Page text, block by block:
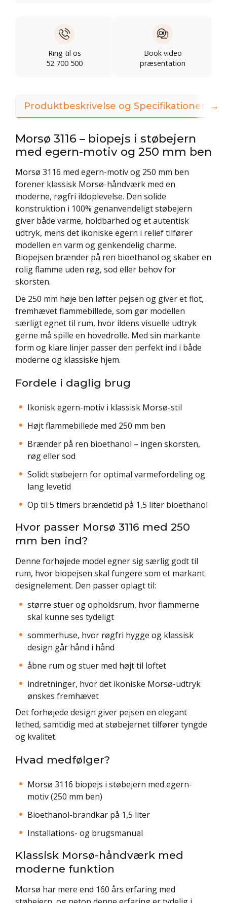
Ring til os
52 700 500
Book video
præsentation
Produktbeskrivelse og Specifikationer
Morsø 3116 – biopejs i støbejern
med egern-motiv og 250 mm ben
Morsø 3116 med egern-motiv og 250 mm ben
forener klassisk Morsø-håndværk med en
moderne, røgfri ildoplevelse. Den solide
konstruktion i 100% genanvendeligt støbejern
giver både varme, holdbarhed og et autentisk
udtryk, mens det ikoniske egern i relief tilfører
modellen en varm og genkendelig charme.
Biopejsen brænder på ren bioethanol og skaber en
rolig flamme uden røg, sod eller behov for
skorsten.
De 250 mm høje ben løfter pejsen og giver et flot,
fremhævet flammebillede, som gør modellen
særligt egnet til rum, hvor ildens visuelle udtryk
gerne må spille en hovedrolle. Med sin markante
form og klare linjer passer den perfekt ind i både
moderne og klassiske hjem.
Fordele i daglig brug
Ikonisk egern-motiv i klassisk Morsø-stil
Højt flammebillede med 250 mm ben
Brænder på ren bioethanol – ingen skorsten,
røg eller sod
Solidt støbejern for optimal varmefordeling og
lang levetid
Op til 5 timers brændetid på 1,5 liter bioethanol
Hvor passer Morsø 3116 med 250
mm ben ind?
Denne forhøjede model egner sig særlig godt til
rum, hvor biopejsen skal fungere som et markant
designelement. Den passer oplagt til:
større stuer og opholdsrum, hvor flammerne
skal kunne ses tydeligt
sommerhuse, hvor røgfri hygge og klassisk
design går hånd i hånd
åbne rum og stuer med højt til loftet
indretninger, hvor det ikoniske Morsø-udtryk
ønskes fremhævet
Det forhøjede design giver pejsen en elegant
lethed, samtidig med at støbejernet tilfører tyngde
og kvalitet.
Hvad medfølger?
Morsø 3116 biopejs i støbejern med egern-
motiv (250 mm ben)
Bioethanol-brandkar på 1,5 liter
Installations- og brugsmanual
Klassisk Morsø-håndværk med
moderne funktion
Morsø har mere end 160 års erfaring med
→